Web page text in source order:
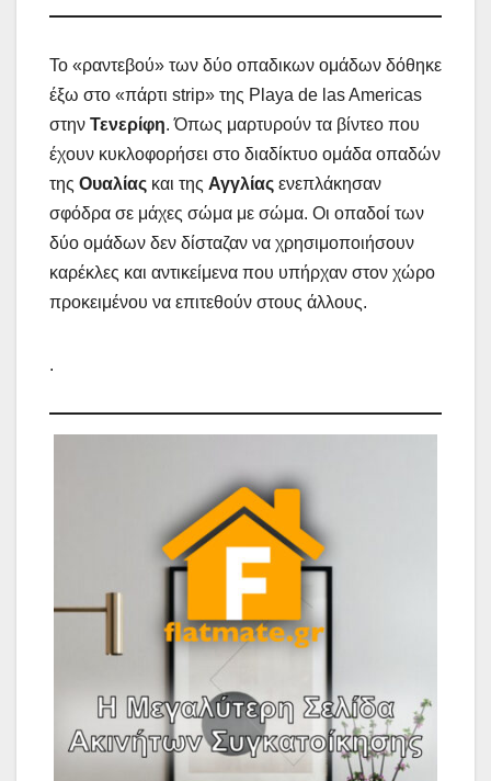
Το «ραντεβού» των δύο οπαδικων ομάδων δόθηκε
έξω στο «πάρτι strip» της Playa de las Americas
στην Τενερίφη. Όπως μαρτυρούν τα βίντεο που
έχουν κυκλοφορήσει στο διαδίκτυο ομάδα οπαδών
της Ουαλίας και της Αγγλίας ενεπλάκησαν
σφόδρα σε μάχες σώμα με σώμα. Οι οπαδοί των
δύο ομάδων δεν δίσταζαν να χρησιμοποιήσουν
καρέκλες και αντικείμενα που υπήρχαν στον χώρο
προκειμένου να επιτεθούν στους άλλους.
.